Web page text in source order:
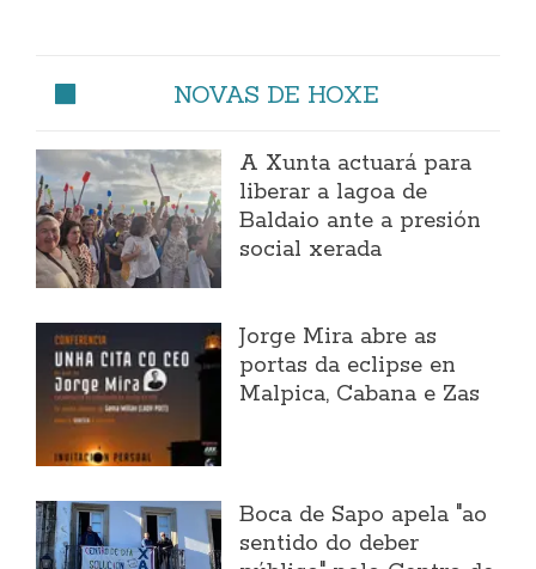
NOVAS DE HOXE
A Xunta actuará para
liberar a lagoa de
Baldaio ante a presión
social xerada
Jorge Mira abre as
portas da eclipse en
Malpica, Cabana e Zas
Boca de Sapo apela "ao
sentido do deber